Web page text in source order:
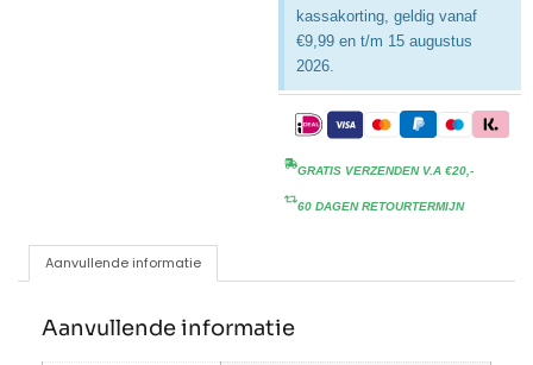
kassakorting, geldig vanaf
€9,99 en t/m 15 augustus
2026.
GRATIS VERZENDEN V.A €20,-
60 DAGEN RETOURTERMIJN
Aanvullende informatie
Aanvullende informatie